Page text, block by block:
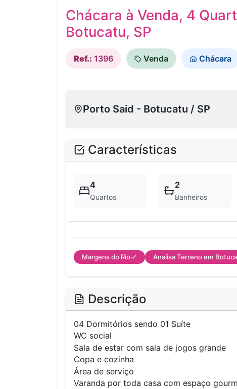
Chácara à Venda, 4
Botucatu, SP
Ref.: 1396 Venda Chácara
Porto Said - Botucatu / SP
Características
4
Quartos
2
Banheiros
Margens do Rio Analisa Terreno em
Descrição
04 Dormitórios sendo 01 Suíte
WC social
Sala de estar com sala de jogos grande
Copa e cozinha
Área de serviço
Varanda por toda casa com espaço